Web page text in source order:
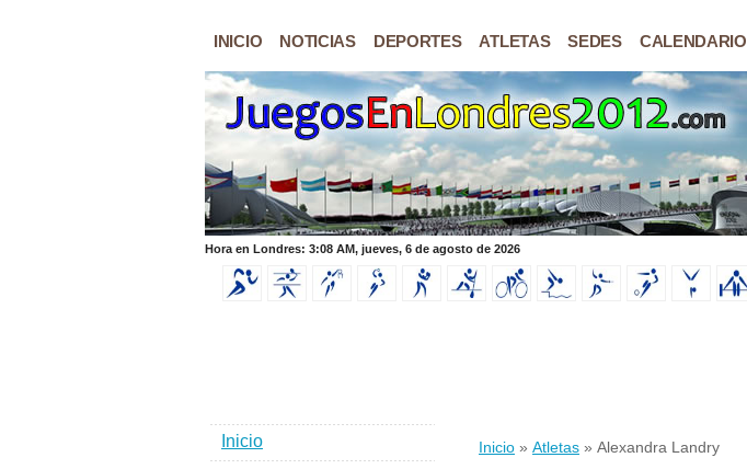
INICIO NOTICIAS DEPORTES ATLETAS SEDES CALENDARIO
Hora en Londres: 3:08 AM, jueves, 6 de agosto de 2026
Inicio » Atletas » Alexandra Landry
Inicio